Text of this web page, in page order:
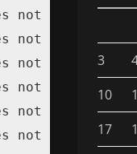
not exist: /var/
not exist: /
not exist: /var/
not exist: /var/
not exist: /
exist: /var/
3
10
17